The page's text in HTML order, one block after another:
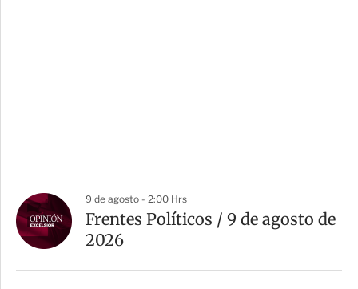
9 de agosto - 2:00 Hrs
Frentes Políticos / 9 de agosto de
2026